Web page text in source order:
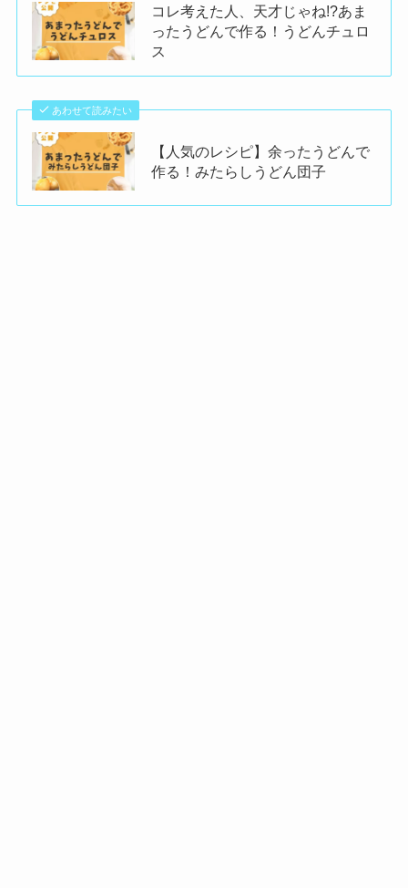
コレ考えた人、天才じゃね!?あま
ったうどんで作る！うどんチュロ
ス
あわせて読みたい
【人気のレシピ】余ったうどんで
作る！みたらしうどん団子